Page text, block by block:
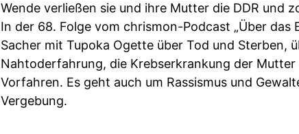
Wende verließen sie und ihre Mutter die DDR und
In der 68. Folge vom chrismon-Podcast „Über das
Sacher mit Tupoka Ogette über Tod und Sterben,
Nahtoderfahrung, die Krebserkrankung der Mutter
Vorfahren. Es geht auch um Rassismus und
Vergebung.